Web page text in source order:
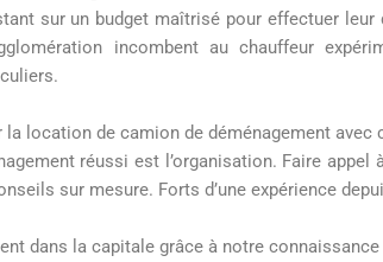
sur un budget maîtrisé pour effectuer
incombent au chauffeur
location de camion de déménagement avec
réussi est l’organisation. Faire
sur mesure. Forts d’une expérience
dans la capitale grâce à notre